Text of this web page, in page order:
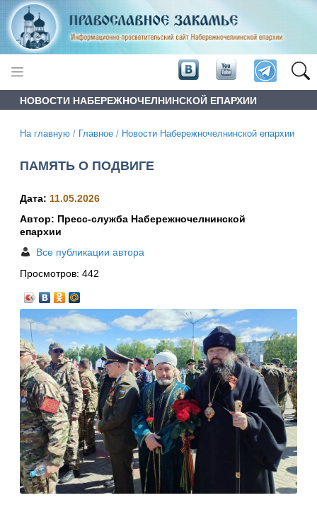
НОВОСТИ НАБЕРЕЖНОЧЕЛНИНСКОЙ ЕПАРХИИ
На главную / Главное / Новости Набережночелнинской епархии
ПАМЯТЬ О ПОДВИГЕ
Дата: 11.05.2026
Автор: Пресс-служба Набережночелнинской
епархии
Все публикации автора
Просмотров: 442